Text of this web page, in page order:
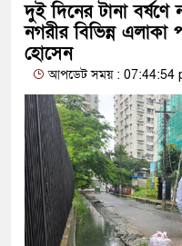
দুই দিনের টানা বর্ষণে
নগরীর বিভিন্ন এলাকা
হোসেন
আপডেট সময় : 07:44:54